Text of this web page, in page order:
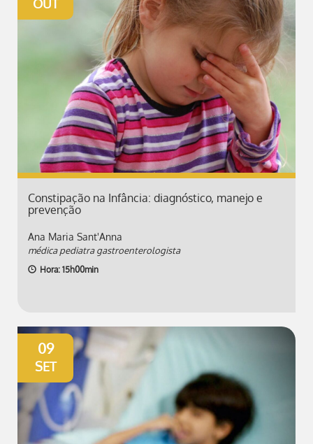
OUT
Constipação na Infância: diagnóstico, manejo e
prevenção
Ana Maria Sant'Anna
médica pediatra gastroenterologista
Hora: 15h00min
09
SET